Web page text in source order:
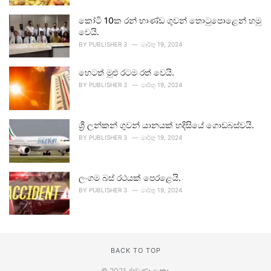
කෝටි 10ක රන් භාණ්ඩ ගුවන් තොටුපොළෙන් හමු
වෙයි.
BY PUBLISHER 3 මාර්තු 19, 2024
හෙටත් මුළු රටම රත් වෙයි.
BY PUBLISHER 3 මාර්තු 19, 2024
ශ්‍රී ලන්කන් ගුවන් යානයක් හදිසියේ ගොඩබස්වයි.
BY PUBLISHER 3 මාර්තු 19, 2024
ලංගම බස් රථයක් පෙරළෙයි.
BY PUBLISHER 3 මාර්තු 19, 2024
BACK TO TOP